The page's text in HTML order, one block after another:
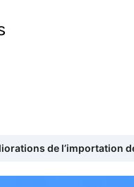
de l’importation